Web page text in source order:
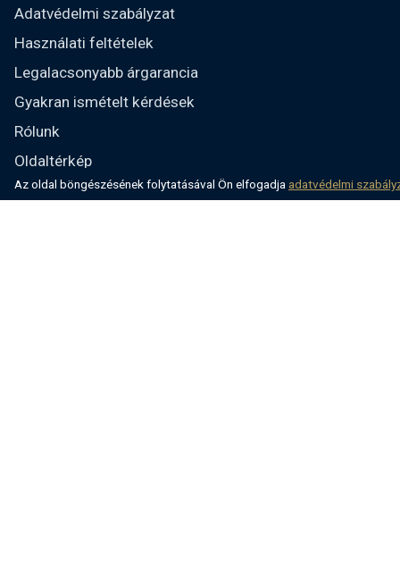
Az oldal böngészésének folytatásával Ön elfogadja adatvédelmi
Adatvédelmi szabályzat
Használati feltételek
Legalacsonyabb árgarancia
Gyakran ismételt kérdések
Rólunk
Oldaltérkép